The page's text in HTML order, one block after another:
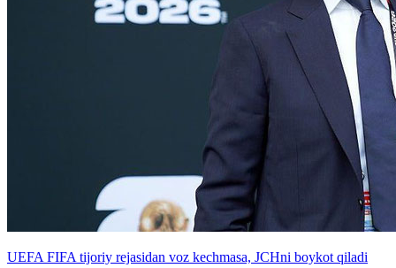
UEFA FIFA tijoriy rejasidan voz kechmasa, JCHni boykot qiladi